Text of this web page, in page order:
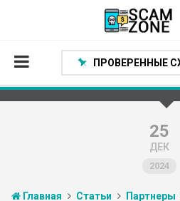
Проверенные способы
ПРОВЕРЕННЫЕ
25
ДЕК
2024
Главная Статьи Партнеры